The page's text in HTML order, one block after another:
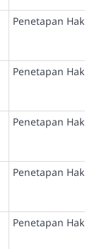
Penetapan Hak
Penetapan Hak
Penetapan Hak
Penetapan Hak
Penetapan Hak